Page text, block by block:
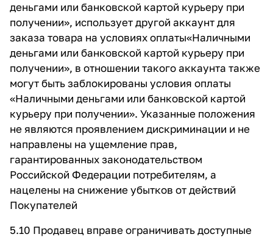
деньгами или банковской картой курьеру при
получении», использует другой аккаунт для
заказа товара на условиях оплаты«Наличными
деньгами или банковской картой курьеру при
получении», в отношении такого аккаунта также
могут быть заблокированы условия оплаты
«Наличными деньгами или банковской картой
курьеру при получении». Указанные положения
не являются проявлением дискриминации и не
направлены на ущемление прав,
гарантированных законодательством
Российской Федерации потребителям, а
нацелены на снижение убытков от действий
Покупателей
5.10 Продавец вправе ограничивать доступные